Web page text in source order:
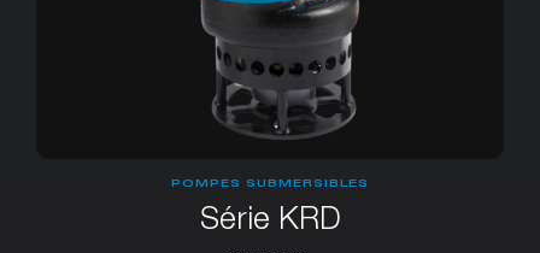
POMPES SUBMERSIBLES
Série KRD